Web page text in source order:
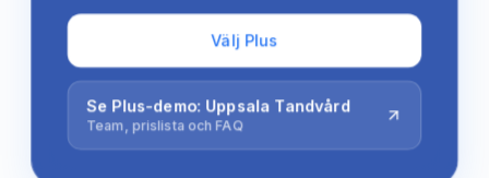
Välj Plus
Se Plus-demo: Uppsala Tandvård
Team, prislista och FAQ